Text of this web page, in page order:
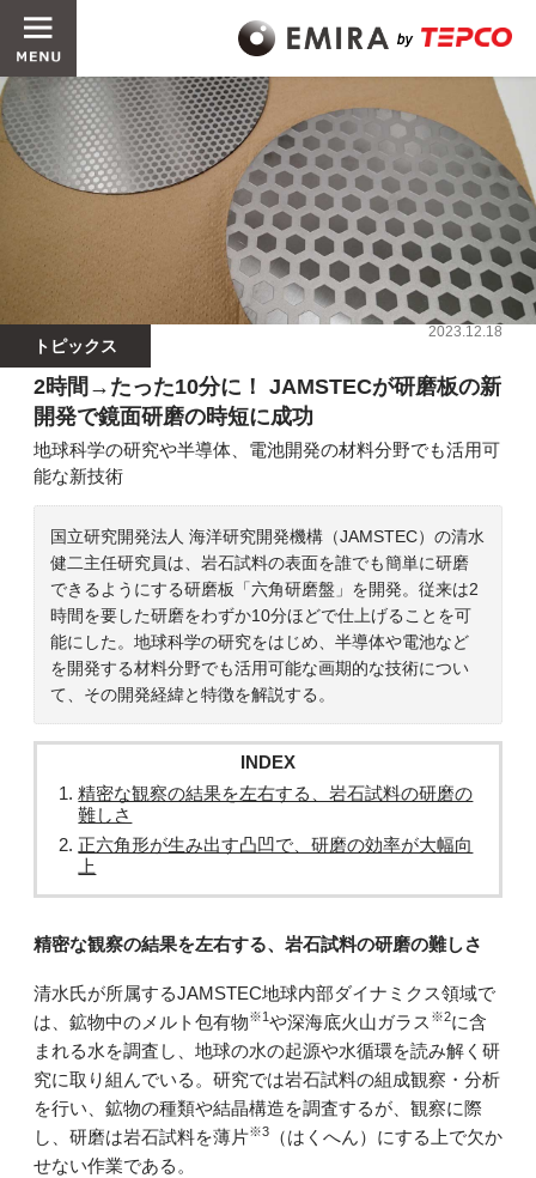
トピックス
2023.12.18
2時間→たった10分に！ JAMSTECが研磨板の新
開発で鏡面研磨の時短に成功
地球科学の研究や半導体、電池開発の材料分野でも活用可
能な新技術
国立研究開発法人 海洋研究開発機構（JAMSTEC）の清水
健二主任研究員は、岩石試料の表面を誰でも簡単に研磨
できるようにする研磨板「六角研磨盤」を開発。従来は2
時間を要した研磨をわずか10分ほどで仕上げることを可
能にした。地球科学の研究をはじめ、半導体や電池など
を開発する材料分野でも活用可能な画期的な技術につい
て、その開発経緯と特徴を解説する。
INDEX
精密な観察の結果を左右する、岩石試料の研磨の
難しさ
正六角形が生み出す凸凹で、研磨の効率が大幅向
上
精密な観察の結果を左右する、岩石試料の研磨の難しさ
清水氏が所属するJAMSTEC地球内部ダイナミクス領域で
は、鉱物中のメルト包有物※1 や深海底火山ガラス ※2に含
まれる水を調査し、地球の水の起源や水循環を読み解く研
究に取り組んでいる。研究では岩石試料の組成観察・分析
を行い、鉱物の種類や結晶構造を調査するが、観察に際
し、研磨は岩石試料を薄片※3
（はくへん）にする上で欠か
せない作業である。